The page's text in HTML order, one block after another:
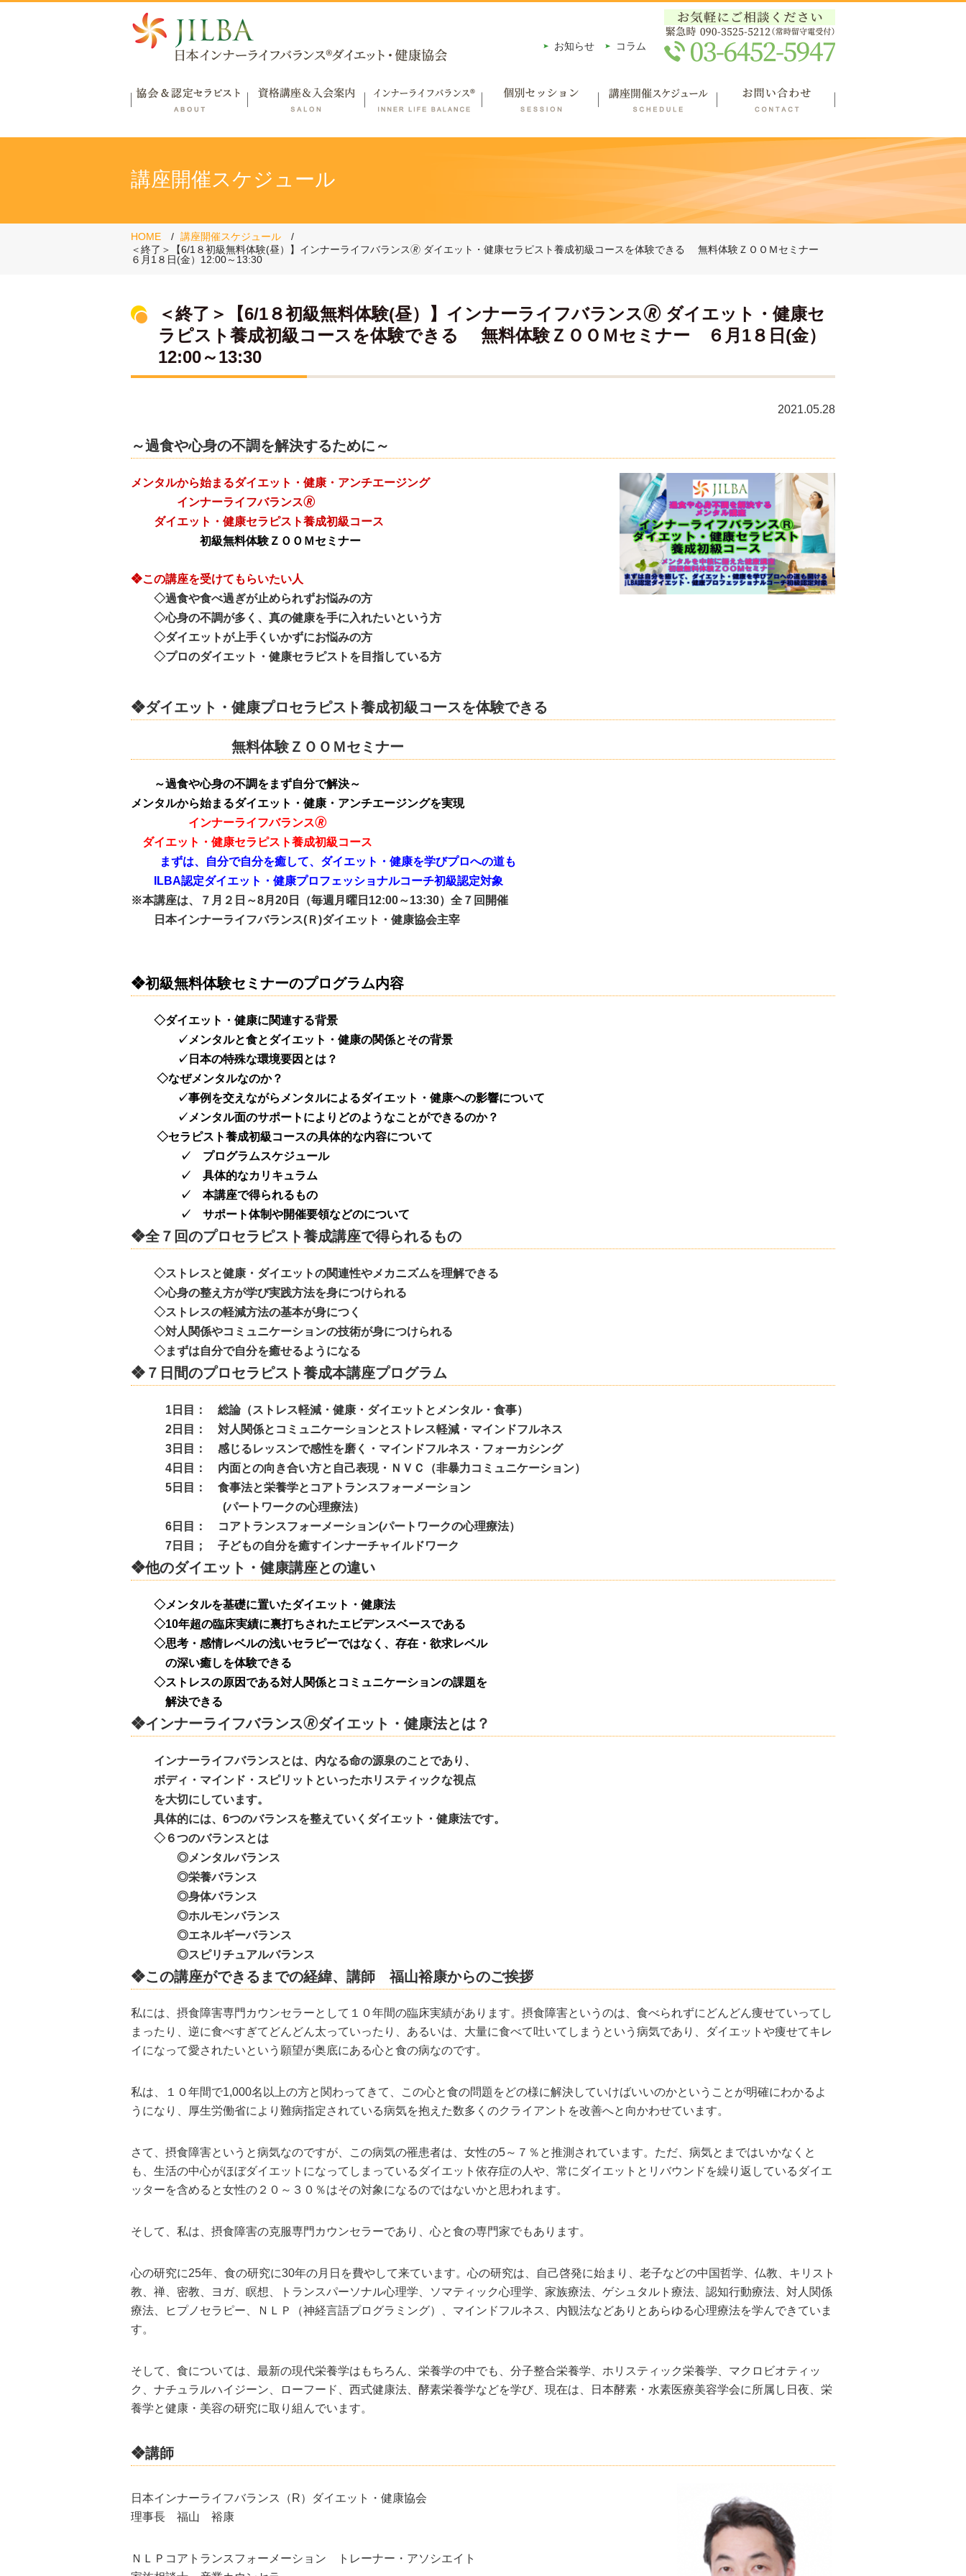
お知らせ コラム
講座開催スケジュール
HOME
講座開催スケジュール
＜終了＞【6/1８初級無料体験(昼）】インナーライフバランス🄬 ダイエット・健康セラピスト養成初級コースを体験できる 無料体験ＺＯＯＭセミナー
６月1８日(金）12:00～13:30
＜終了＞【6/1８初級無料体験(昼）】インナーライフバランス🄬 ダイエット・健康セ
ラピスト養成初級コースを体験できる 無料体験ＺＯＯＭセミナー ６月1８日(金）
12:00～13:30
2021.05.28
～過食や心身の不調を解決するために～
メンタルから始まるダイエット・健康・アンチエージング
インナーライフバランス🄬
ダイエット・健康セラピスト養成初級コース
初級無料体験ＺＯＯＭセミナー
❖この講座を受けてもらいたい人
◇過食や食べ過ぎが止められずお悩みの方
◇心身の不調が多く、真の健康を手に入れたいという方
◇ダイエットが上手くいかずにお悩みの方
◇プロのダイエット・健康セラピストを目指している方
❖ダイエット・健康プロセラピスト養成初級コースを体験できる
無料体験ＺＯＯＭセミナー
～過食や心身の不調をまず自分で解決～
メンタルから始まるダイエット・健康・アンチエージングを実現
インナーライフバランス🄬
ダイエット・健康セラピスト養成初級コース
まずは、自分で自分を癒して、ダイエット・健康を学びプロへの道も
ILBA認定ダイエット・健康プロフェッショナルコーチ初級認定対象
※本講座は、７月２日～8月20日（毎週月曜日12:00～13:30）全７回開催
日本インナーライフバランス(Ｒ)ダイエット・健康協会主宰
❖初級無料体験セミナーのプログラム内容
◇ダイエット・健康に関連する背景
✓メンタルと食とダイエット・健康の関係とその背景
✓日本の特殊な環境要因とは？
◇なぜメンタルなのか？
✓事例を交えながらメンタルによるダイエット・健康への影響について
✓メンタル面のサポートによりどのようなことができるのか？
◇セラピスト養成初級コースの具体的な内容について
✓ プログラムスケジュール
✓ 具体的なカリキュラム
✓ 本講座で得られるもの
✓ サポート体制や開催要領などのについて
❖全７回のプロセラピスト養成講座で得られるもの
◇ストレスと健康・ダイエットの関連性やメカニズムを理解できる
◇心身の整え方が学び実践方法を身につけられる
◇ストレスの軽減方法の基本が身につく
◇対人関係やコミュニケーションの技術が身につけられる
◇まずは自分で自分を癒せるようになる
❖７日間のプロセラピスト養成本講座プログラム
1日目： 総論（ストレス軽減・健康・ダイエットとメンタル・食事）
2日目： 対人関係とコミュニケーションとストレス軽減・マインドフルネス
3日目： 感じるレッスンで感性を磨く・マインドフルネス・フォーカシング
4日目： 内面との向き合い方と自己表現・ＮＶＣ（非暴力コミュニケーション）
5日目： 食事法と栄養学とコアトランスフォーメーション
(パートワークの心理療法）
6日目： コアトランスフォーメーション(パートワークの心理療法）
7日目； 子どもの自分を癒すインナーチャイルドワーク
❖他のダイエット・健康講座との違い
◇メンタルを基礎に置いたダイエット・健康法
◇10年超の臨床実績に裏打ちされたエビデンスベースである
◇思考・感情レベルの浅いセラピーではなく、存在・欲求レベル
の深い癒しを体験できる
◇ストレスの原因である対人関係とコミュニケーションの課題を
解決できる
❖インナーライフバランス🄬ダイエット・健康法とは？
インナーライフバランスとは、内なる命の源泉のことであり、
ボディ・マインド・スピリットといったホリスティックな視点
を大切にしています。
具体的には、 6つのバランスを整えていくダイエット・健康法です。
◇６つのバランスとは
◎メンタルバランス
◎栄養バランス
◎身体バランス
◎ホルモンバランス
◎エネルギーバランス
◎スピリチュアルバランス
❖この講座ができるまでの経緯、講師 福山裕康からのご挨拶
私には、摂食障害専門カウンセラーとして１０年間の臨床実績があります。摂食障害というのは、食べられずにどんどん痩せていってし
まったり、逆に食べすぎてどんどん太っていったり、あるいは、大量に食べて吐いてしまうという病気であり、ダイエットや痩せてキレ
イになって愛されたいという願望が奥底にある心と食の病なのです。
私は、１０年間で1,000名以上の方と関わってきて、この心と食の問題をどの様に解決していけばいいのかということが明確にわかるよ
うになり、厚生労働省により難病指定されている病気を抱えた数多くのクライアントを改善へと向かわせています。
さて、摂食障害というと病気なのですが、この病気の罹患者は、女性の5～７％と推測されています。ただ、病気とまではいかなくと
も、生活の中心がほぼダイエットになってしまっているダイエット依存症の人や、常にダイエットとリバウンドを繰り返しているダイエ
ッターを含めると女性の２０～３０％はその対象になるのではないかと思われます。
そして、私は、摂食障害の克服専門カウンセラーであり、心と食の専門家でもあります。
心の研究に25年、食の研究に30年の月日を費やして来ています。心の研究は、自己啓発に始まり、老子などの中国哲学、仏教、キリスト
教、禅、密教、ヨガ、瞑想、トランスパーソナル心理学、ソマティック心理学、家族療法、ゲシュタルト療法、認知行動療法、対人関係
療法、ヒプノセラピー、ＮＬＰ（神経言語プログラミング）、マインドフルネス、内観法などありとあらゆる心理療法を学んできていま
す。
そして、食については、最新の現代栄養学はもちろん、栄養学の中でも、分子整合栄養学、ホリスティック栄養学、マクロビオティッ
ク、ナチュラルハイジーン、ローフード、西式健康法、酵素栄養学などを学び、現在は、日本酵素・水素医療美容学会に所属し日夜、栄
養学と健康・美容の研究に取り組んでいます。
❖講師
日本インナーライフバランス（R）ダイエット・健康協会
理事長 福山 裕康
ＮＬＰコアトランスフォーメーション トレーナー・アソシエイト